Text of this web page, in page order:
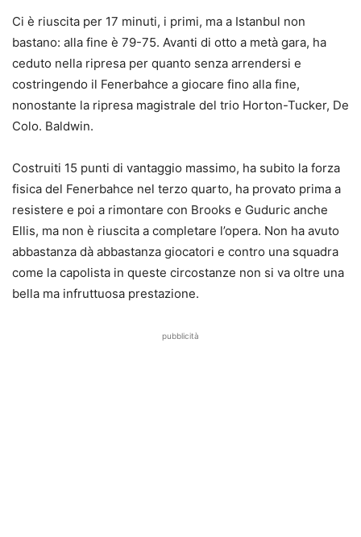
Ci è riuscita per 17 minuti, i primi, ma a Istanbul non
bastano: alla fine è 79-75. Avanti di otto a metà gara, ha
ceduto nella ripresa per quanto senza arrendersi e
costringendo il Fenerbahce a giocare fino alla fine,
nonostante la ripresa magistrale del trio Horton-Tucker, De
Colo. Baldwin.
Costruiti 15 punti di vantaggio massimo, ha subito la forza
fisica del Fenerbahce nel terzo quarto, ha provato prima a
resistere e poi a rimontare con Brooks e Guduric anche
Ellis, ma non è riuscita a completare l’opera. Non ha avuto
abbastanza dà abbastanza giocatori e contro una squadra
come la capolista in queste circostanze non si va oltre una
bella ma infruttuosa prestazione.
pubblicità